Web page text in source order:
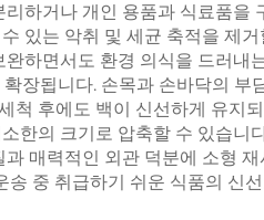
하거나 개인 용품과 식료품을
있는 악취 및 세균 축적을 제
하면서도 환경 의식을 드러내
장됩니다. 손목과 손바닥의
후에도 백이 신선하게 유지
한의 크기로 압축할 수 있습니
매력적인 외관 덕분에 소형
중 취급하기 쉬운 식품의 신